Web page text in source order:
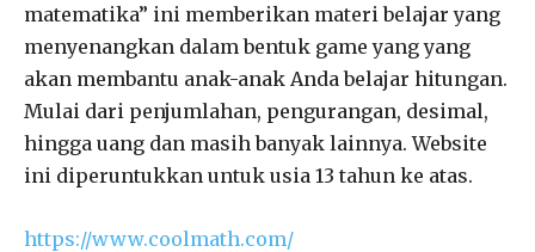
matematika” ini memberikan materi belajar yang
menyenangkan dalam bentuk game yang yang
akan membantu anak-anak Anda belajar hitungan.
Mulai dari penjumlahan, pengurangan, desimal,
hingga uang dan masih banyak lainnya. Website
ini diperuntukkan untuk usia 13 tahun ke atas.
https://www.coolmath.com/